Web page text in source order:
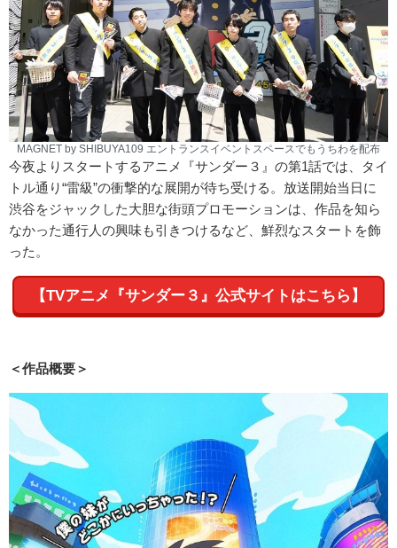
MAGNET by SHIBUYA109 エントランスイベントスペースでもうちわを配布
今夜よりスタートするアニメ『サンダー３』の第1話では、タイ
トル通り“雷級”の衝撃的な展開が待ち受ける。放送開始当日に
渋谷をジャックした大胆な街頭プロモーションは、作品を知ら
なかった通行人の興味も引きつけるなど、鮮烈なスタートを飾
った。
【TVアニメ『サンダー３』公式サイトはこちら】
＜作品概要＞